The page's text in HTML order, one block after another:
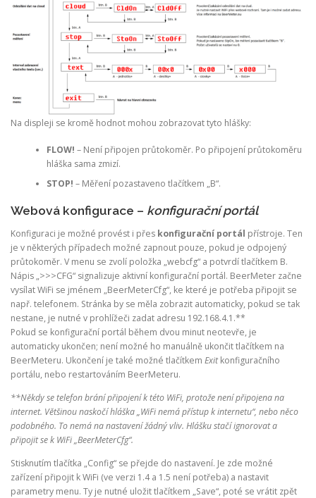
Na displeji se kromě hodnot mohou zobrazovat tyto hlášky:
FLOW! – Není připojen průtokoměr. Po připojení průtokoměru
hláška sama zmizí.
STOP! – Měření pozastaveno tlačítkem „B“.
Webová konfigurace – konfigurační portál
Konfiguraci je možné provést i přes konfigurační portál přístroje. Ten
je v některých případech možné zapnout pouze, pokud je odpojený
průtokoměr. V menu se zvolí položka „webcfg“ a potvrdí tlačítkem B.
Nápis „>>>CFG“ signalizuje aktivní konfigurační portál. BeerMeter začne
vysílat WiFi se jménem „BeerMeterCfg“, ke které je potřeba připojit se
např. telefonem. Stránka by se měla zobrazit automaticky, pokud se tak
nestane, je nutné v prohlížeči zadat adresu 192.168.4.1.**
Pokud se konfigurační portál během dvou minut neotevře, je
automaticky ukončen; není možné ho manuálně ukončit tlačítkem na
BeerMeteru. Ukončení je také možné tlačítkem Exitkonfiguračního
portálu, nebo restartováním BeerMeteru.
**Někdy se telefon brání připojení k této WiFi, protože není připojena na
internet. Většinou naskočí hláška „WiFi nemá přístup k internetu“, nebo něco
podobného. To nemá na nastavení žádný vliv. Hlášku stačí ignorovat a
připojit se k WiFi „BeerMeterCfg“.
Stisknutím tlačítka „Config“ se přejde do nastavení. Je zde možné
zařízení připojit k WiFi (ve verzi 1.4 a 1.5 není potřeba) a nastavit
parametry menu. Ty je nutné uložit tlačítkem „Save“, poté se vrátit zpět